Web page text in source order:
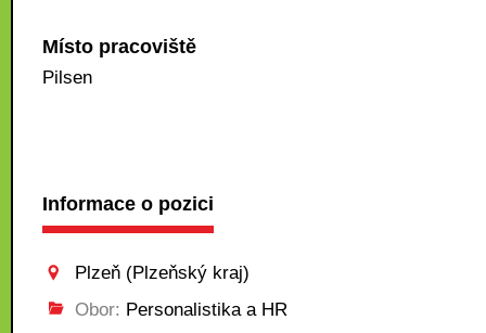
Místo pracoviště
Pilsen
Informace o pozici
Plzeň (Plzeňský kraj)
Obor: Personalistika a HR